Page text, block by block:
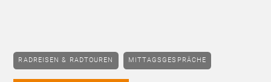
RADREISEN & RADTOUREN MITTAGSGESPRÄCHE